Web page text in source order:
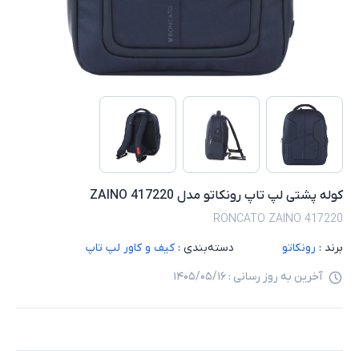
کوله پشتی لپ تاپ رونکاتو مدل ZAINO 417220
RONCATO ZAINO 417220
برند : رونکاتو دسته‌بندی : کیف و کاور لپ تاپ
آخرین به روز رسانی : ۱۴۰۵/۰۵/۱۶